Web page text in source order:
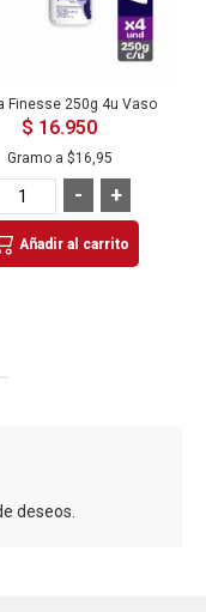
Finesse 250g 4u Vaso
$ 16.950
Gramo a $16,95
+
-
Añadir al carrito
leyendo página
deseos.